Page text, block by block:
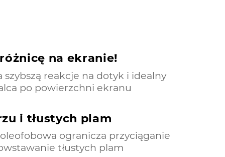
na ekranie!
szybszą reakcje na dotyk i idealny
po powierzchni ekranu
i tłustych plam
ogranicza przyciąganie
tłustych plam